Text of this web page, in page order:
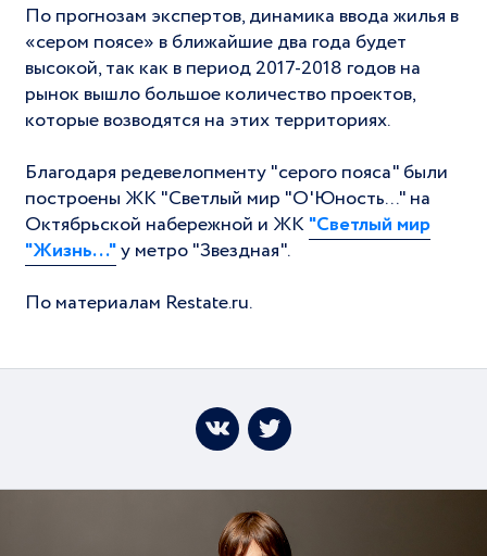
По прогнозам экспертов, динамика ввода жилья в
«сером поясе» в ближайшие два года будет
высокой, так как в период 2017-2018 годов на
рынок вышло большое количество проектов,
которые возводятся на этих территориях.
Благодаря редевелопменту "серого пояса" были
построены ЖК "Светлый мир "О'Юность..." на
Октябрьской набережной и ЖК"Светлый мир
"Жизнь..."у метро "Звездная".
По материалам Restate.ru.